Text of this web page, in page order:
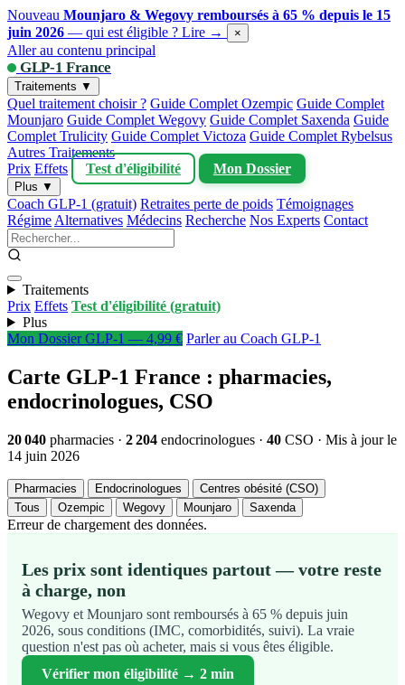
Nouveau Mounjaro & Wegovy remboursés à 65 % depuis le 15
juin 2026 — qui est éligible ? Lire → ×
Aller au contenu principal
GLP-1 France
Traitements ▼
Quel traitement choisir ? Guide Complet Ozempic Guide Complet
Mounjaro Guide Complet Wegovy Guide Complet Saxenda Guide
Complet Trulicity Guide Complet Victoza Guide Complet Rybelsus
Autres Traitements
Prix Effets Test d'éligibilité Mon Dossier
Plus ▼
Coach GLP-1 (gratuit) Retraites perte de poids Témoignages
Régime Alternatives Médecins Recherche Nos Experts Contact
Traitements
Prix Effets Test d'éligibilité (gratuit)
Plus
Mon Dossier GLP-1 — 4,99 € Parler au Coach GLP-1
Carte GLP-1 France : pharmacies,
endocrinologues, CSO
20 040 pharmacies · 2 204 endocrinologues · 40 CSO · Mis à jour le
14 juin 2026
Pharmacies Endocrinologues
Centres obésité (CSO)
Tous
Ozempic Wegovy Mounjaro Saxenda
Erreur de chargement des données.
Les prix sont identiques partout — votre reste
à charge, non
Wegovy et Mounjaro sont remboursés à 65 % depuis juin
2026, sous conditions (IMC, comorbidités, suivi). La vraie
question n'est pas où acheter, mais si vous êtes éligible.
Vérifier mon éligibilité → 2 min